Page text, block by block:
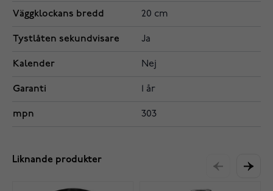
Väggklockans bredd 20 cm
Tystlåten sekundvisare Ja
Kalender Nej
Garanti 1 år
mpn 303
Liknande produkter